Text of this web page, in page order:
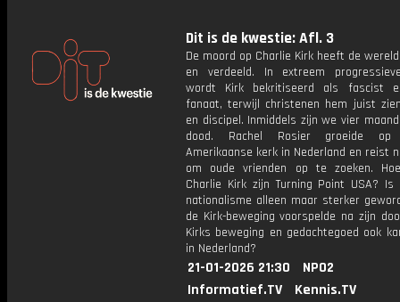
Dit is de kwestie: Afl. 3
De moord op Charlie Kirk heeft de
en verdeeld. In extreem
wordt Kirk bekritiseerd als fascist
fanaat, terwijl christenen hem juist
en discipel. Inmiddels zijn we vier
dood. Rachel Rosier groeide
Amerikaanse kerk in Nederland en reist
om oude vrienden op te zoeken.
Charlie Kirk zijn Turning Point USA? Is
nationalisme alleen maar sterker
de Kirk-beweging voorspelde na zijn
Kirks beweging en gedachtegoed ook
in Nederland?
21-01-2026 21:30
NPO2
Informatief.TV
Kennis.TV